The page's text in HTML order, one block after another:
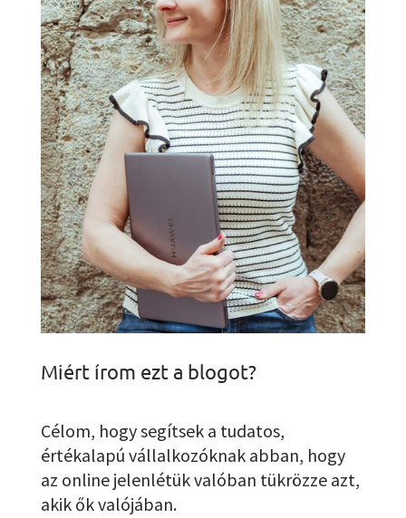
Miért írom ezt a blogot?
Célom, hogy segítsek a tudatos,
értékalapú vállalkozóknak abban, hogy
az online jelenlétük valóban tükrözze azt,
akik ők valójában.